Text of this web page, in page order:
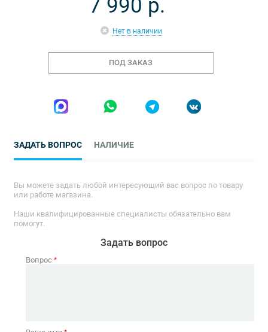
7 990 р.
Нет в наличии
ПОД ЗАКАЗ
ЗАДАТЬ ВОПРОС НАЛИЧИЕ
Вы можете задать любой интересующий вас вопрос по товару
или работе магазина.
Наши квалифицированные специалисты обязательно вам
помогут.
Задать вопрос
Вопрос *